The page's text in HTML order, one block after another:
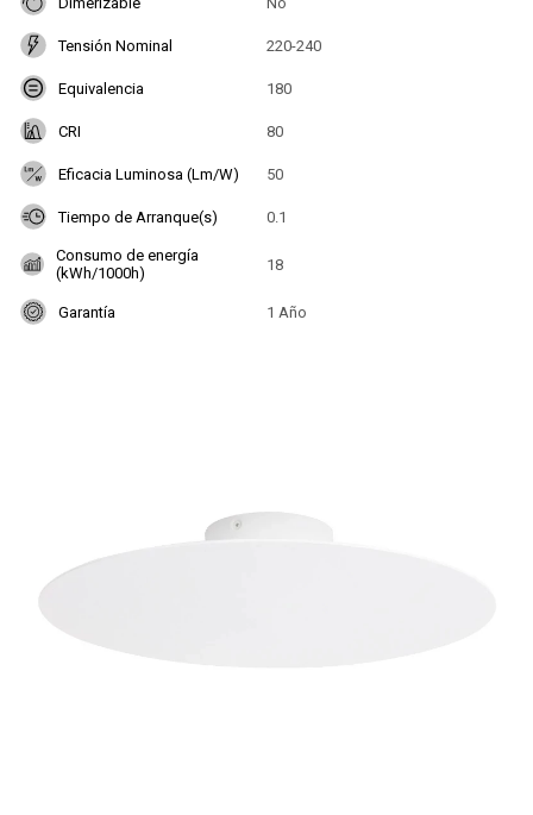
Tensión Nominal 220-240
Equivalencia 180
CRI 80
Eficacia Luminosa (Lm/W) 50
Tiempo de Arranque(s) 0.1
Consumo de energía
(kWh/1000h)
18
Garantía 1 Año